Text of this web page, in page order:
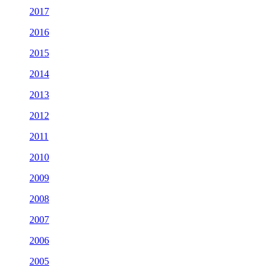
2017
2016
2015
2014
2013
2012
2011
2010
2009
2008
2007
2006
2005